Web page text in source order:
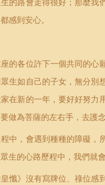
感到安心。
的各位許下一個共同的
生如自己的子女，無分
在新的一年，要好好努
做為菩薩的左右手，去護
中，會遇到種種的障礙
生的心路歷程中，我們就
懺》沒有寫牌位、祿位